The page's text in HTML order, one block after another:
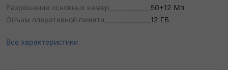
Разрешение основных камер
50+12 Мп
Объем оперативной памяти
12 ГБ
Все характеристики